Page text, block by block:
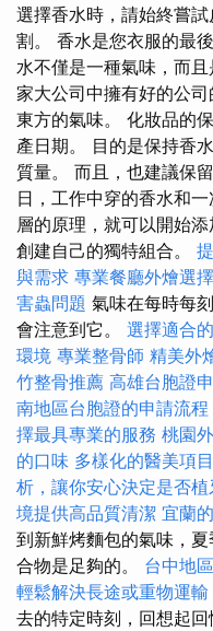
選擇香水時，請始終嘗
割。 香水是您衣服的最
水不僅是一種氣味，而
家大公司中擁有好的公
東方的氣味。 化妝品的
產日期。 目的是保持香
質量。 而且，也建議保
日，工作中穿的香水和
層的原理，就可以開始
創建自己的獨特組合。
與需求 專業餐廳外燴選擇
害蟲問題 氣味在每時每
會注意到它。 選擇適合
環境 專業整骨師 精美外
竹整骨推薦 高雄台胞證
南地區台胞證的申請流程
擇最具專業的服務 桃園
的口味 多樣化的醫美項
析，讓你安心決定是否植
境提供高品質清潔 宜蘭
到新鮮烤麵包的氣味，
合物是足夠的。 台中地
輕鬆解決長途或重物運輸
去的特定時刻，回想起